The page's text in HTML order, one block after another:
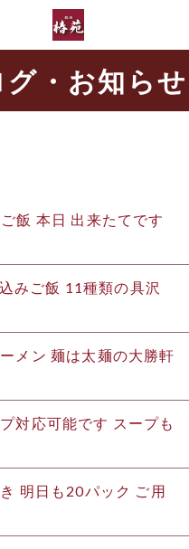
グ・お知らせ
飯 本日 出来たてです
みご飯 11種類の具沢
メン 麺は太麺の大勝軒
対応可能です スープも
明日も20パック ご用